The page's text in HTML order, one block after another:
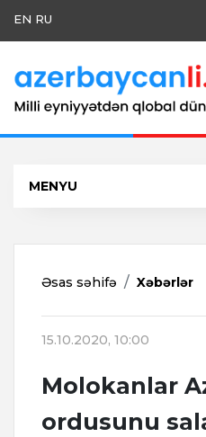
EN RU
MENYU
Əsas səhifə Xəbərlər
15.10.2020, 10:00
Molokanlar
ordusunu